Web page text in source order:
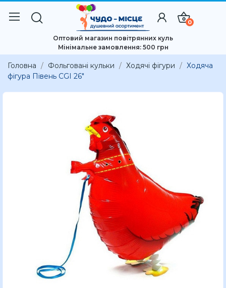
0
Оптовий магазин повітрянних куль
Мінімальне замовлення: 500 грн
Головна Фольговані кульки Ходячі фігури
Ходяча
фігура Півень CGI 26"